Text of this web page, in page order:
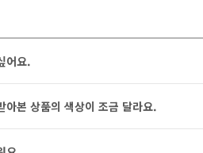
어요.
아본 상품의 색상이 조금 달라요.